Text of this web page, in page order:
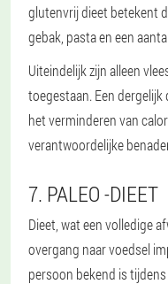
glutenvrij dieet betekent
gebak, pasta en een
Uiteindelijk zijn alleen
toegestaan. Een
het verminderen van
verantwoordelijke
7. PALEO -DIEET
Dieet, wat een volledige
overgang naar voedsel
persoon bekend is